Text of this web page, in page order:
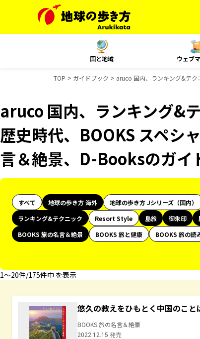
国と地域 ウェブ
TOP ガイドブック aruco 国内、ランキング&テク
aruco 国内、ランキング&
歴史時代、BOOKS スペシ
言＆絶景、D-Booksのガイ
すべて 地球の歩き方 海外 地球の歩き方 Jシリーズ（国内）
ランキング&テクニック
Resort Style 島旅 御朱印
BOOKS 旅の名言＆絶景
BOOKS 旅と健康 BOOKS 旅の読
1〜20件/175件中 を表示
悠久の教えをひもとく中国のこと
BOOKS 旅の名言＆絶景
2022.12.15 発売